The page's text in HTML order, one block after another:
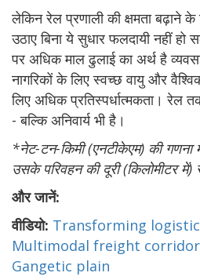
लेकिन रेल प्रणाली की क्षमता बढ़ाने
उठाए बिना ये सुधार फलदायी नहीं
पर अधिक माल ढुलाई का अर्थ है
नागरिकों के लिए स्वच्छ वायु और
लिए अधिक प्रतिस्पर्धात्मकता।
- बल्कि अनिवार्य भी है।
*नेट-टन-किमी (एनटीकेएम) की
उसके परिवहन की दूरी (किलोमीटर
और जानें:
वीडियो: Transforming
Multimodal freight
Gangetic plain